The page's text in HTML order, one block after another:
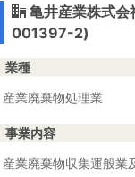
亀井産業株式
001397-2)
業種
産業廃棄物処理業
事業内容
産業廃棄物収集運般業